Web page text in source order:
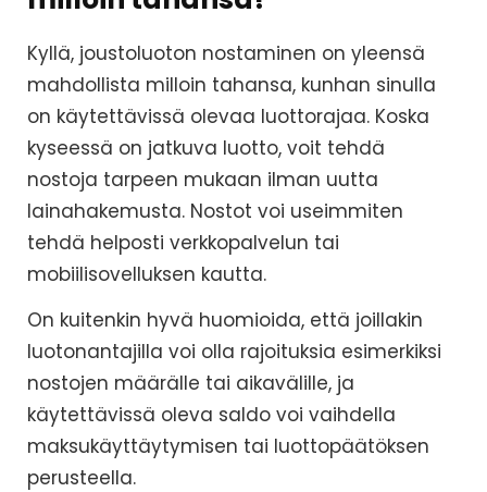
Kyllä, joustoluoton nostaminen on yleensä
mahdollista milloin tahansa, kunhan sinulla
on käytettävissä olevaa luottorajaa. Koska
kyseessä on jatkuva luotto, voit tehdä
nostoja tarpeen mukaan ilman uutta
lainahakemusta. Nostot voi useimmiten
tehdä helposti verkkopalvelun tai
mobiilisovelluksen kautta.
On kuitenkin hyvä huomioida, että joillakin
luotonantajilla voi olla rajoituksia esimerkiksi
nostojen määrälle tai aikavälille, ja
käytettävissä oleva saldo voi vaihdella
maksukäyttäytymisen tai luottopäätöksen
perusteella.